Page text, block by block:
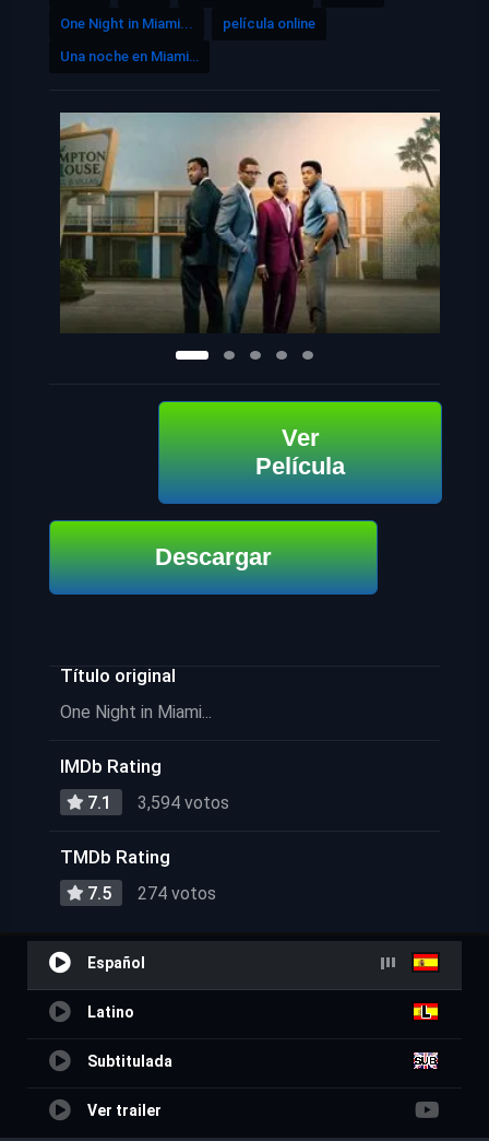
One Night in Miami...
película online
Una noche en Miami…
Ver
Película
Descargar
Título original
One Night in Miami...
IMDb Rating
7.1 3,594 votos
TMDb Rating
7.5 274 votos
Español
Latino
Subtitulada
Ver trailer